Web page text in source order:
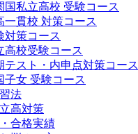
国私立高校 受験コース
一貫校 対策コース
対策コース
高校受験コース
テスト・内申点対策コース
子女 受験コース
法
高対策
合格実績